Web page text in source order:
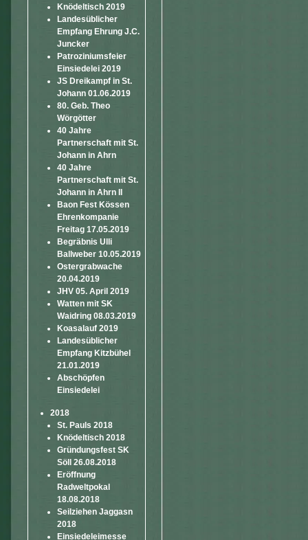
Knödeltisch 2019
Landesüblicher
Empfang Ehrung J.C.
Juncker
Patroziniumsfeier
Einsiedelei 2019
JS Dreikampf in St.
Johann 01.06.2019
80. Geb. Theo
Wörgötter
40 Jahre
Partnerschaft mit St.
Johann in Ahrn
40 Jahre
Partnerschaft mit St.
Johann in Ahrn II
Baon Fest Kössen
Ehrenkompanie
Freitag 17.05.2019
Begräbnis Ulli
Ballweber 10.05.2019
Ostergrabwache
20.04.2019
JHV 05. April 2019
Watten mit SK
Waidring 08.03.2019
Koasalauf 2019
Landesüblicher
Empfang Kitzbühel
21.01.2019
Abschöpfen
Einsiedelei
2018
St. Pauls 2018
Knödeltisch 2018
Gründungsfest SK
Söll 26.08.2018
Eröffnung
Radweltpokal
18.08.2018
Seilziehen Jaggasn
2018
Einsiedeleimesse